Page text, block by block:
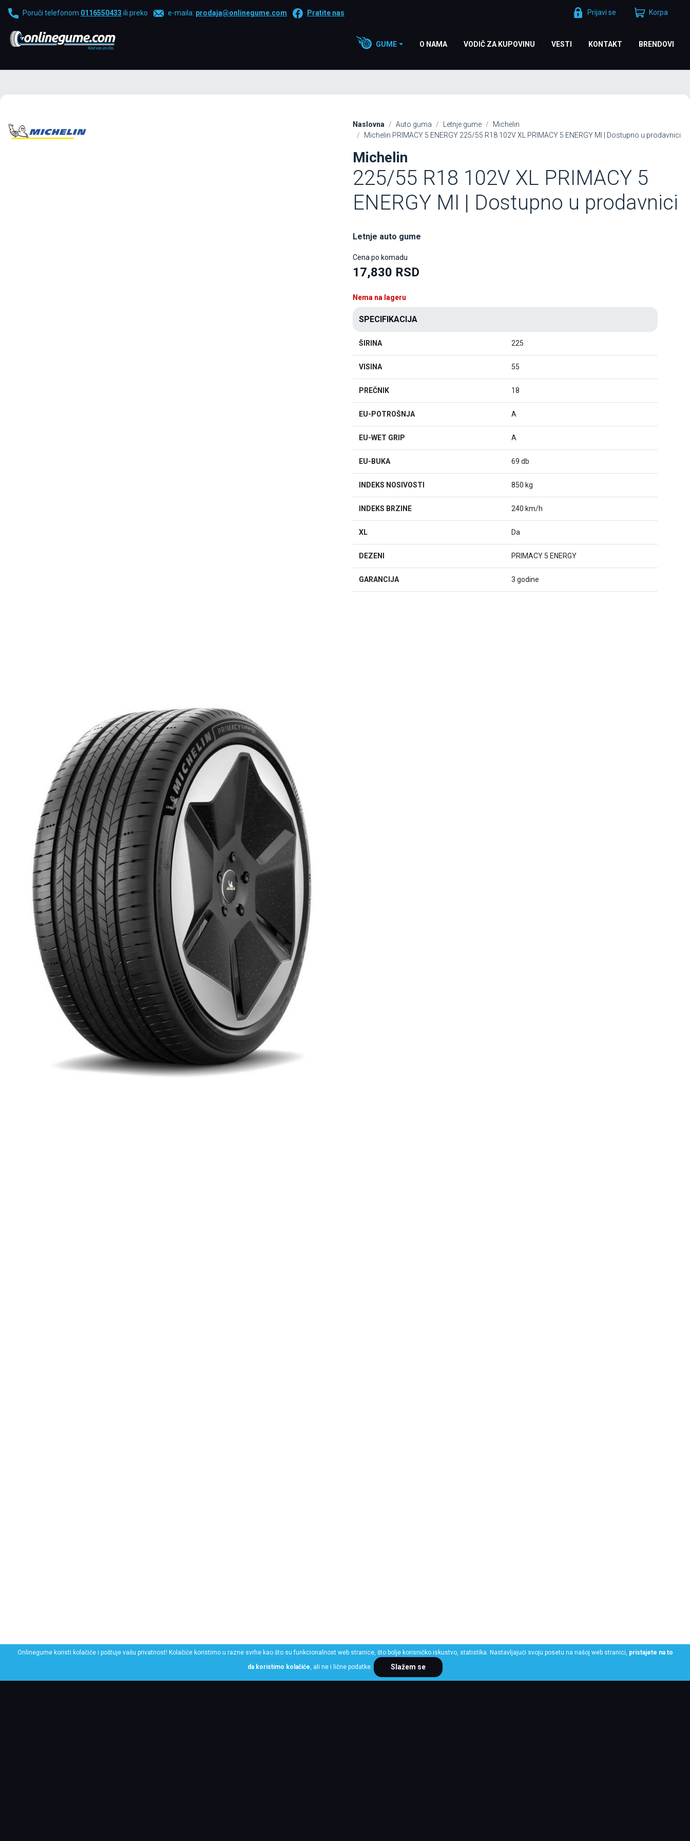
Poruči telefonom 0116550433 ili preko e-maila: prodaja@onlinegume.com Pratite nas Prijavi se Korpa
GUME O NAMA VODIČ ZA KUPOVINU VESTI KONTAKT BRENDOVI
Naslovna Auto guma Letnje gume
Michelin
Michelin PRIMACY 5 ENERGY 225/55 R18 102V XL PRIMACY 5 ENERGY MI | Dostupno u prodavnici
Michelin
225/55 R18 102V XL PRIMACY 5
ENERGY MI | Dostupno u prodavnici
Letnje auto gume
Cena po komadu
17,830 RSD
Nema na lageru
SPECIFIKACIJA
ŠIRINA 225
VISINA 55
PREČNIK 18
EU-POTROŠNJA A
EU-WET GRIP A
EU-BUKA 69 db
INDEKS NOSIVOSTI 850 kg
INDEKS BRZINE 240 km/h
XL Da
DEZENI PRIMACY 5 ENERGY
GARANCIJA 3 godine
Onlinegume koristi kolačiće i poštuje vašu privatnost! Kolačiće koristimo u razne svrhe kao što su funkcionalnost web stranice, što bolje korisničko iskustvo, statistika. Nastavljajući svoju posetu na našoj web stranici, pristajete na to
da koristimo kolačiće , ali ne i lične podatke. Slažem se